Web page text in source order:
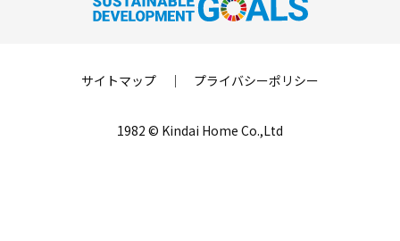
サイトマップ ｜ プライバシーポリシー
1982 © Kindai Home Co.,Ltd